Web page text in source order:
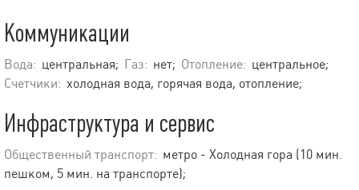
Коммуникации
Вода: центральная; Газ: нет; Отопление: центральное;
Счетчики: холодная вода, горячая вода, отопление;
Инфраструктура и сервис
Общественный транспорт: метро - Холодная гора (10 мин.
пешком, 5 мин. на транспорте);